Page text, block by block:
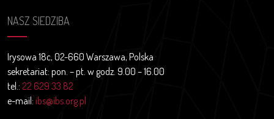
NASZ SIEDZIBA
Irysowa 18c, 02-660 Warszawa, Polska
sekretariat: pon. – pt. w godz. 9.00 – 16.00
tel.: 22 629 33 82
e-mail: ibs@ibs.org.pl